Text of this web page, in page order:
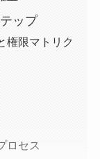
ップ
権限マトリク
ロセス